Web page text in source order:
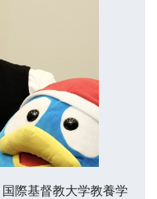
国際基督教大学教養学